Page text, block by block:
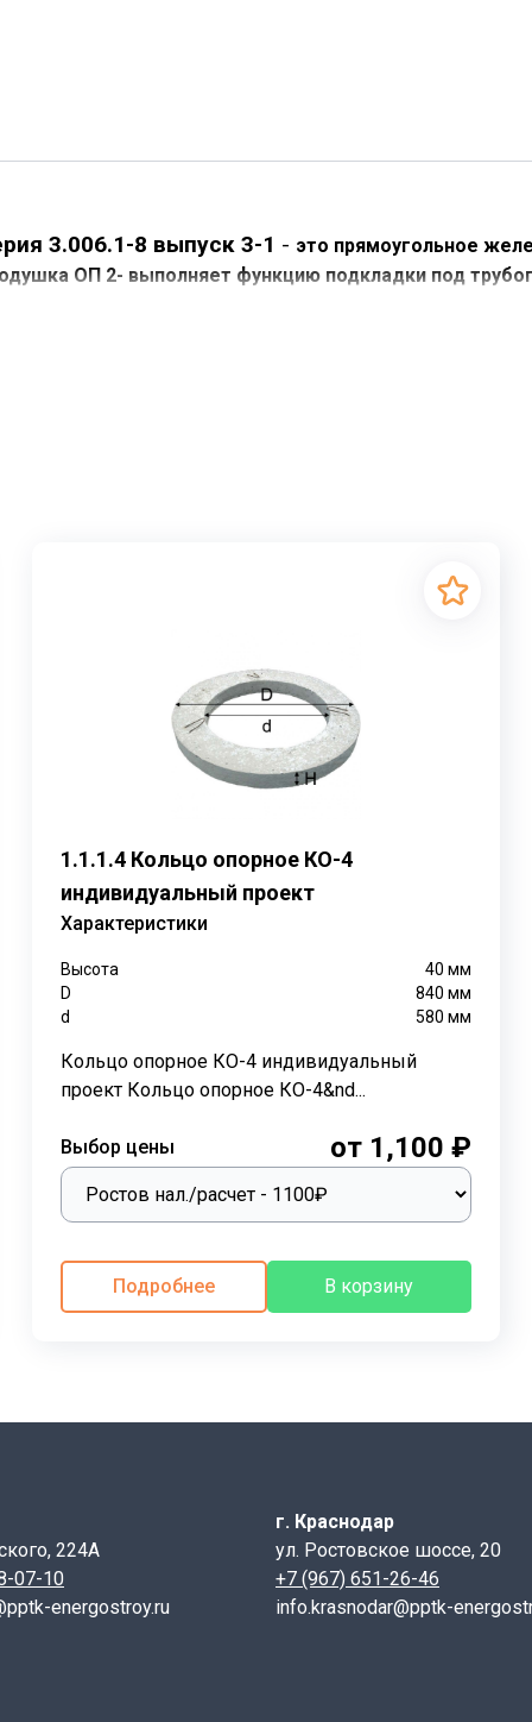
3.006.1-8 выпуск 3-1 - это прямоугольное
ОП 2- выполняет функцию подкладки под
в строительстве. Применение опорных подушек в
категорий являются опорные подушки ОП 2, которые
подробнее, что представляют собой эти изделия,
в соответствии с действующими
для трубопроводов, проложенных в лотках, а
областей строительства, включая
и тоннелей, проходящих под
риск возникновения аварий и
их универсальным решением для различных видов
цифровое обозначение, которое отражает тип
серии. В нашем случае - "2".
Стандартные размеры опорной подушки ОП-2 :
песка и очищенной воды с добавлением
морозостойкость – не менее 150 циклов
меняться в зависимости от условий эксплуатации
проверку на соответствие стандартам качества.
техническим паспортом, который включает
1.1.1.4 Кольцо опорное КО-4
индивидуальный проект
Характеристики
Высота 40 мм
D
840 мм
d
580 мм
Кольцо опорное КО-4 индивидуальный
проект Кольцо опорное КО-4&nd...
Выбор цены от 1,100 ₽
Подробнее В корзину
224А
07-10
energostroy.ru
г. Краснодар
ул. Ростовское шоссе, 20
+7 (967) 651-26-46
info.krasnodar@pptk-